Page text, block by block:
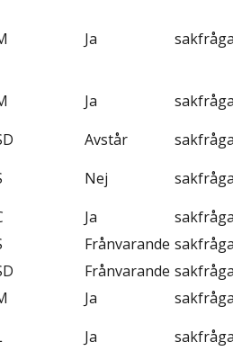
Ja
Ja
Avstår
Nej
Ja
Frånvarande
Frånvarande
Ja
Ja